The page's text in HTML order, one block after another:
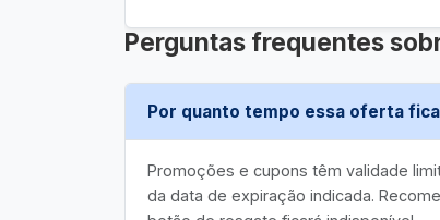
Perguntas frequentes
Por quanto tempo essa oferta
Promoções e cupons têm validade
da data de expiração indicada.